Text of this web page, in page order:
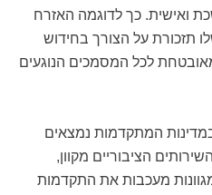
ואישית. כך לדוגמה האזרח
תזכורת על הצורך בחידוש
מאובטחת לכל המסמכים הנוגעים
המתקדמות נמצאים
הציבוריים מקוון,
מגוונות מעכבות את התקדמות